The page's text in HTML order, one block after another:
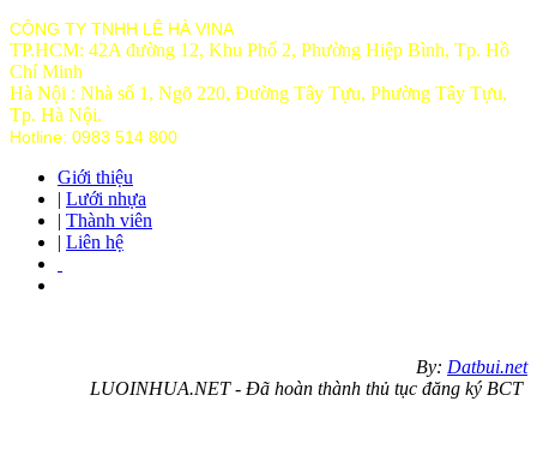
CÔNG TY TNHH LÊ HÀ VINA
TP.HCM: 42A đường 12, Khu Phố 2, Phường Hiệp Bình, Tp. Hồ
Chí Minh
Hà Nội : Nhà số 1, Ngõ 220, Đường Tây Tựu, Phường Tây Tựu,
Tp. Hà Nội.
Hotline: 0983 514 800
Giới thiệu
| Lưới nhựa
| Thành viên
| Liên hệ
By: Datbui.net
LUOINHUA.NET - Đã hoàn thành thủ tục đăng ký BCT